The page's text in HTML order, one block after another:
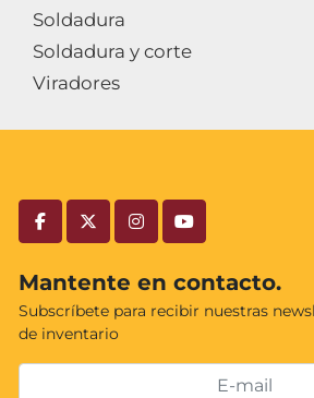
Soldadura
Soldadura y corte
Viradores
facebooktwitterinstagramyoutube
Mantente en contacto.
Subscríbete para recibir nuestras
de inventario